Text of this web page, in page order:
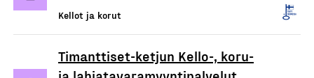
Kellot ja korut
Timanttiset-ketjun Kello-, koru-